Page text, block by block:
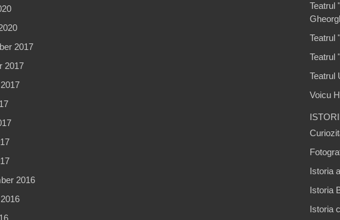
2017
2017
2016
Teatrul
Teatrul
Teatrul
Teatrul
Voicu
Istoria
Istoria
Istoria